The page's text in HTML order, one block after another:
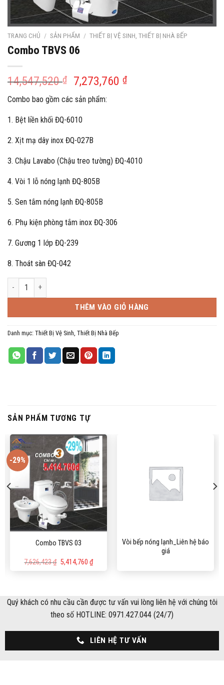
TRANG CHỦ / SẢN PHẨM / THIẾT BỊ VỆ SINH, THIẾT BỊ NHÀ BẾP
Combo TBVS 06
14,547,520₫
Giá
gốc
là:
14,547,520 ₫.
7,273,760₫Giá
Combo bao gồm các sản phẩm:
1. Bệt liền khối ĐQ-6010
2. Xịt mạ dây inox ĐQ-027B
3. Chậu Lavabo (Chậu treo tường) ĐQ-4010
4. Vòi 1 lỗ nóng lạnh ĐQ-805B
5. Sen tắm nóng lạnh ĐQ-805B
6. Phụ kiện phòng tắm inox ĐQ-306
7. Gương 1 lớp ĐQ-239
8. Thoát sàn ĐQ-042
Combo TBVS 06 số lượng
THÊM VÀO GIỎ HÀNG
Danh mục: Thiết Bị Vệ Sinh, Thiết Bị Nhà Bếp
SẢN PHẨM TƯƠNG TỰ
-29%
Combo TBVS 03
7,626,423₫ Giá
5,414,760 ₫Giá
hiện
Vòi bếp nóng lạnh_Liên hệ báo
giá
Quý khách có nhu cầu cần được tư vấn vui lòng liên hệ với chúng tôi
theo số HOTLINE: 0971.427.044 (24/7)
LIÊN HỆ TƯ VẤN